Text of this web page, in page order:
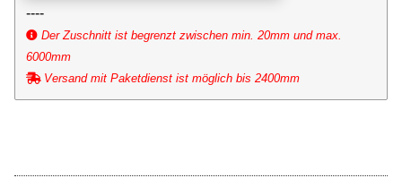
----
Der Zuschnitt ist begrenzt zwischen min. 20mm und max.
6000mm
Versand mit Paketdienst ist möglich bis 2400mm